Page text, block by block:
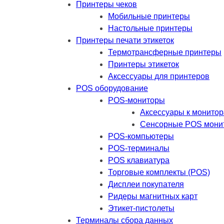
Принтеры чеков
Мобильные принтеры
Настольные принтеры
Принтеры печати этикеток
Термотрансферные принтеры
Принтеры этикеток
Аксессуары для принтеров
POS оборудование
POS-мониторы
Аксессуары к
Сенсорные POS
POS-компьютеры
POS-терминалы
POS клавиатура
Торговые комплекты (POS)
Дисплеи покупателя
Ридеры магнитных карт
Этикет-пистолеты
Терминалы сбора данных